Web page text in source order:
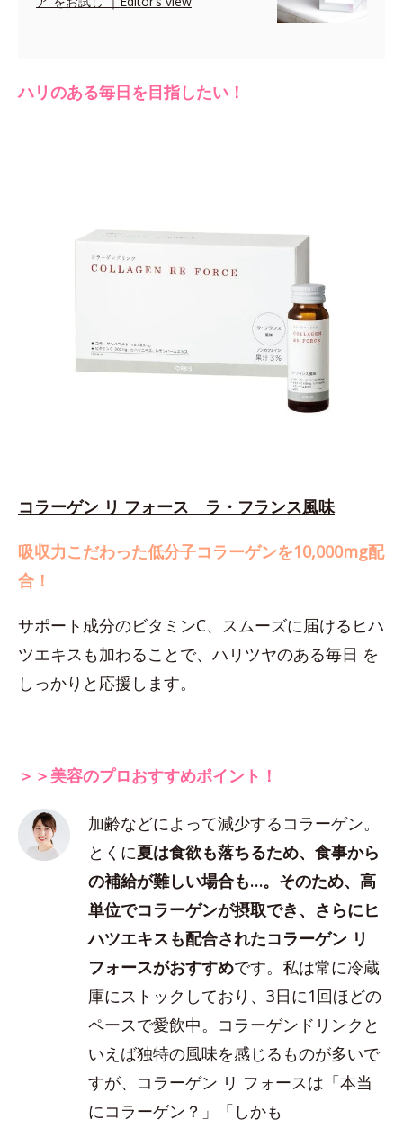
ハリのある毎日を目指したい！
コラーゲン リ フォース ラ・フランス風味
吸収力こだわった低分子コラーゲンを10,000mg配
合！
サポート成分のビタミンC、スムーズに届けるヒハ
ツエキスも加わることで、ハリツヤのある毎日 を
しっかりと応援します。
＞＞美容のプロおすすめポイント！
加齢などによって減少するコラーゲン。
とくに夏は食欲も落ちるため、食事から
の補給が難しい場合も…。そのため、高
単位でコラーゲンが摂取でき、さらにヒ
ハツエキスも配合されたコラーゲン リ
フォースがおすすめです。私は常に冷蔵
庫にストックしており、3日に1回ほどの
ペースで愛飲中。コラーゲンドリンクと
いえば独特の風味を感じるものが多いで
すが、コラーゲン リ フォースは「本当
にコラーゲン？」「しかも